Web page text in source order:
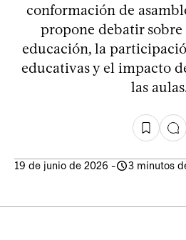
conformación de
propone debatir sobre
educación, la
educativas y el impacto
las
19 de junio de 2026 - 3 minutos